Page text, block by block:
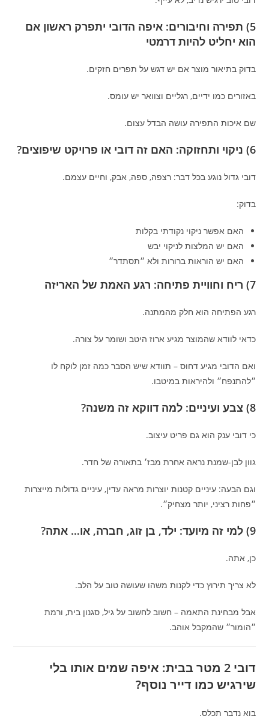
5) תפירה וחיבורים: איפה הדובי יתפרק ראשון אם
הוא יחליט להיות דרמטי
בדוק בתיאור מוצר אם יש דגש על תפרים חזקים.
באזורים כמו ידיים, רגליים וצוואר יש עומס.
שם איכות התפירה עושה הבדל עצום.
6) ניקוי ותחזוקה: האם זה דובי או פרויקט שיפוצים?
דובי גדול נוגע בכל דבר: רצפה, ספה, אבק, וחיים עצמם.
בדוק:
האם אפשר ניקוי נקודתי בקלות
האם יש המלצות לניקוי יבש
האם יש הוראות ברורות ולא ״תסתדר״
7) ריח וחוויית פתיחה: רגע האמת של האריזה
רגע הפתיחה הוא חלק מהמתנה.
כדאי לוודא שהמוצר מגיע ארוז היטב ושומר על צורה.
ואם הדובי מגיע דחוס – תוודא שיש הסבר כמה זמן לוקח לו
״להתנפח״ ולהיראות במיטבו.
8) צבע ועיניים: למה דווקא זה משנה?
כי דובי ענק הוא גם פריט עיצוב.
גוון לבן-שמנת נראה אחרת מבז׳ בתאורה של חדר.
וגם הבעה: עיניים קטנות יוצרות מראה עדין, עיניים גדולות מייצרות
״פחות רציני, יותר מצחיק״.
9) למי זה מיועד: ילד, בן זוג, חברה, או… אתה?
כן, אתה.
לא צריך תירוץ כדי לקנות משהו שעושה טוב על הלב.
אבל מבחינת התאמה – חשוב לחשוב על גיל, סגנון בית, ורמת
״הומור״ שהמקבל אוהב.
דובי 2 מטר בבית: איפה שמים אותו בלי
שירגיש כמו דייר נוסף?
בוא נדבר תכלס.